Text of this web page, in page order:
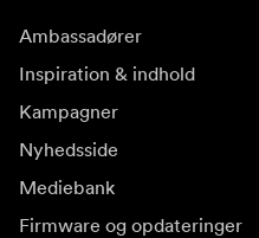
Ambassadører
Inspiration & indhold
Kampagner
Nyhedsside
Mediebank
Firmware og opdateringer